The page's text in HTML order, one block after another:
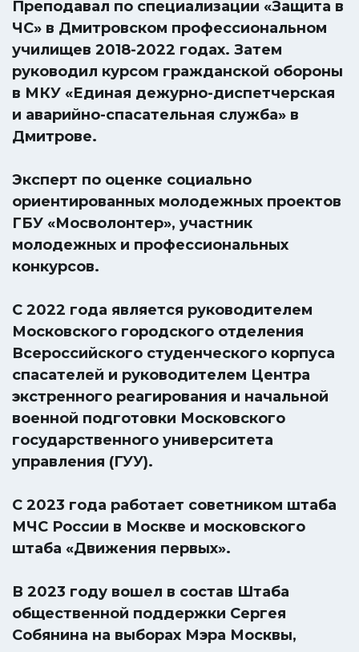
Преподавал по специализации «Защита в
ЧС» в Дмитровском профессиональном
училищев 2018-2022 годах. Затем
руководил курсом гражданской обороны
в МКУ «Единая дежурно-диспетчерская
и аварийно-спасательная служба» в
Дмитрове.
Эксперт по оценке социально
ориентированных молодежных проектов
ГБУ «Мосволонтер», участник
молодежных и профессиональных
конкурсов.
С 2022 года является руководителем
Московского городского отделения
Всероссийского студенческого корпуса
спасателей и руководителем Центра
экстренного реагирования и начальной
военной подготовки Московского
государственного университета
управления (ГУУ).
С 2023 года работает советником штаба
МЧС России в Москве и московского
штаба «Движения первых».
В 2023 году вошел в состав Штаба
общественной поддержки Сергея
Собянина на выборах Мэра Москвы,